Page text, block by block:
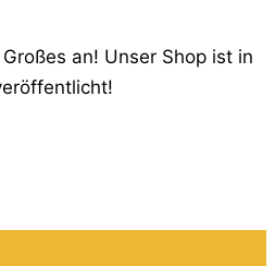
an! Unser Shop ist in